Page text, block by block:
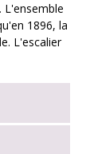
L'ensemble
1896, la
L'escalier